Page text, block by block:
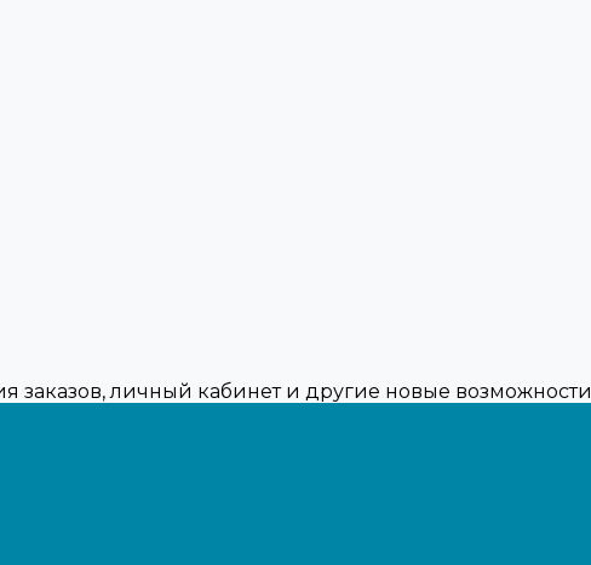
заказов, личный кабинет и другие новые возможности